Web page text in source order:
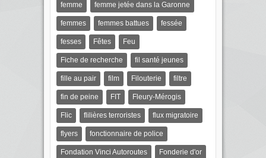
femme femme jetée dans la Garonne
femmes femmes battues fessée
fesses Fêtes Feu
Fiche de recherche fil santé jeunes
fille au pair film Filouterie filtre
fin de peine FIT Fleury-Mérogis
Flic flilières terroristes flux migratoire
flyers fonctionnaire de police
Fondation Vinci Autoroutes Fonderie d'or